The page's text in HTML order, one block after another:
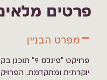
פרטים
מפרט הבניין
פרויקט